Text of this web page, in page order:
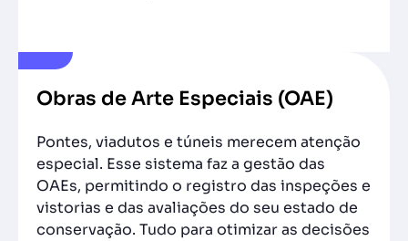
Obras de Arte Especiais (OAE)
Pontes, viadutos e túneis merecem atenção
especial. Esse sistema faz a gestão das
OAEs, permitindo o registro das inspeções e
vistorias e das avaliações do seu estado de
conservação. Tudo para otimizar as decisões